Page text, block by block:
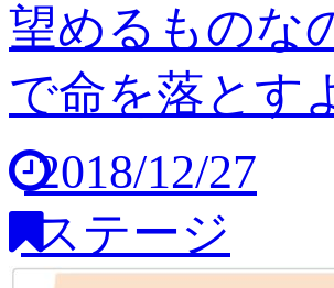
望めるものな
で命を落とす
2018/12/27
ステージ